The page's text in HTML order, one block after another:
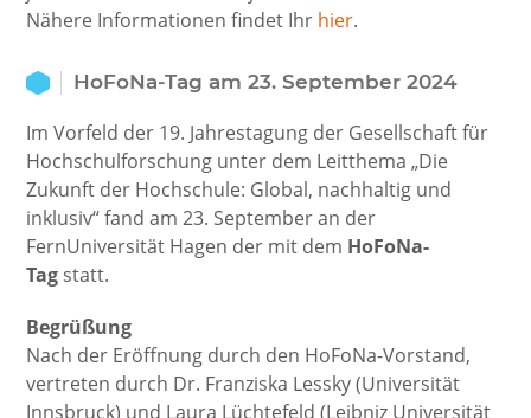
Nähere Informationen findet Ihr hier.
HoFoNa-Tag am 23. September 2024
Im Vorfeld der 19. Jahrestagung der Gesellschaft für
Hochschulforschung unter dem Leitthema „Die
Zukunft der Hochschule: Global, nachhaltig und
inklusiv“ fand am 23. September an der
FernUniversität Hagen der mit dem HoFoNa-
Tag statt.
Begrüßung
Nach der Eröffnung durch den HoFoNa-Vorstand,
vertreten durch Dr. Franziska Lessky (Universität
Innsbruck) und Laura Lüchtefeld (Leibniz Universität